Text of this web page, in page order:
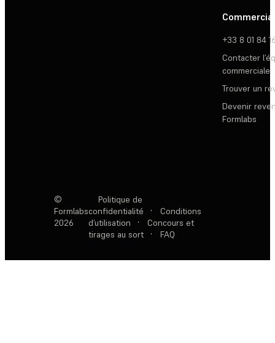
Commercial
+33 8 01 84
Contacter
commerciale
Trouver un
Devenir
Formlabs
©
Formlabs
2026
Politique de
confidentialité
·
Conditions
d’utilisation
·
Concours et
tirages au sort
· FAQ